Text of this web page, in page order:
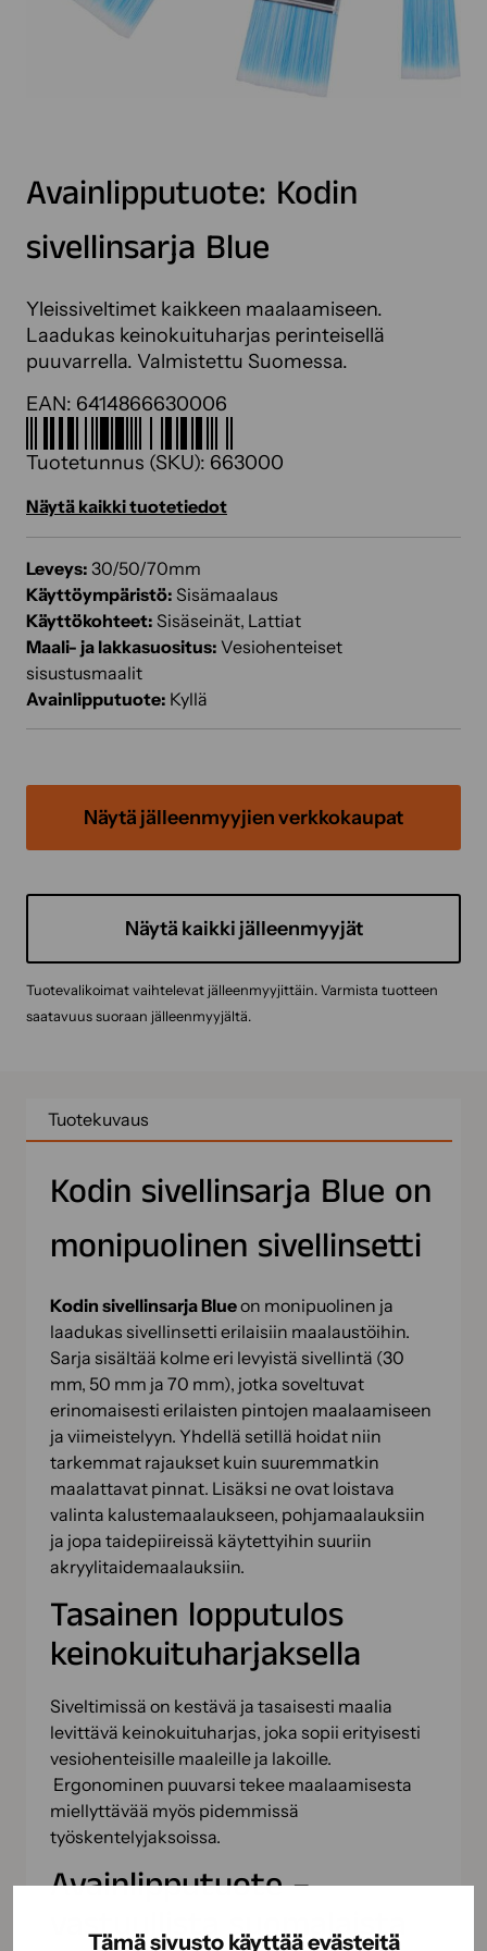
Tämä sivusto käyttää evästeitä
Avainlipputuote: Kodin
sivellinsarja Blue
Yleissiveltimet kaikkeen maalaamiseen.
Laadukas keinokuituharjas perinteisellä
puuvarrella. Valmistettu Suomessa.
EAN: 6414866630006
Tuotetunnus (SKU): 663000
Näytä kaikki tuotetiedot
Leveys: 30/50/70mm
Käyttöympäristö: Sisämaalaus
Käyttökohteet: Sisäseinät, Lattiat
Maali- ja lakkasuositus: Vesiohenteiset
sisustusmaalit
Avainlipputuote: Kyllä
Näytä jälleenmyyjien verkkokaupat
Näytä kaikki jälleenmyyjät
Tuotevalikoimat vaihtelevat jälleenmyyjittäin. Varmista tuotteen
saatavuus suoraan jälleenmyyjältä.
Tuotekuvaus
Kodin sivellinsarja Blue on
monipuolinen sivellinsetti
Kodin sivellinsarja Blueon monipuolinen ja
laadukas sivellinsetti erilaisiin maalaustöihin.
Sarja sisältää kolme eri levyistä sivellintä (30
mm, 50 mm ja 70 mm), jotka soveltuvat
erinomaisesti erilaisten pintojen maalaamiseen
ja viimeistelyyn. Yhdellä setillä hoidat niin
tarkemmat rajaukset kuin suuremmatkin
maalattavat pinnat. Lisäksi ne ovat loistava
valinta kalustemaalaukseen, pohjamaalauksiin
ja jopa taidepiireissä käytettyihin suuriin
akryylitaidemaalauksiin.
Tasainen lopputulos
keinokuituharjaksella
Siveltimissä on kestävä ja tasaisesti maalia
levittävä keinokuituharjas, joka sopii erityisesti
vesiohenteisille maaleille ja lakoille.
Ergonominen puuvarsi tekee maalaamisesta
miellyttävää myös pidemmissä
työskentelyjaksoissa.
Avainlipputuote –
vastuullista suomalaista